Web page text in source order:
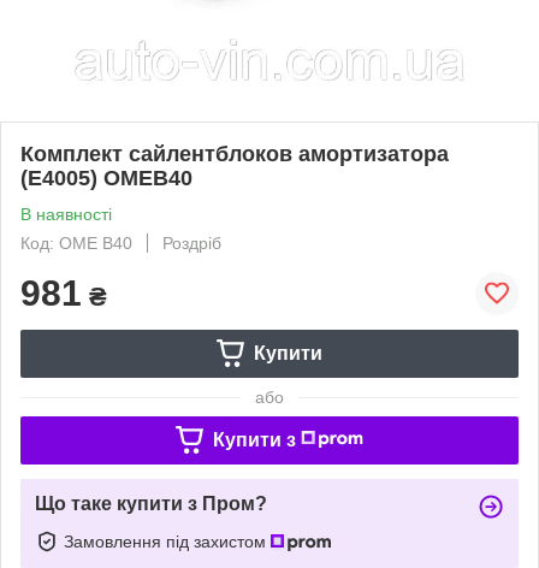
Комплект сайлентблоков амортизатора
(Е4005) OMEB40
В наявності
Код: OME B40
Роздріб
981 ₴
Купити
або
Купити з
Що таке купити з Пром?
Замовлення під захистом